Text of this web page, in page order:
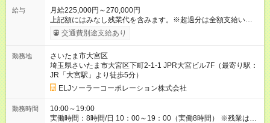
給与
月給225,000円～270,000円
上記額にはみなし残業代を含みます。※超過分は全額支給いたし
ます。 みなし残業代 33,750円 ～ 40,500円／月 みなし残業時
間 23.06時間／月 各種手当、賞与がプラスされます。 ◎経験・
す！／ インセンティブを合わせて、月収30～40万円を安定して
の実現が可能です。中には月収100万円を超える方も。月あたり
何万円分の案件を獲得したかという観点で評価します。頑張っ
たらその分だけしっかり評価する！頑張り損がないところも大
きな魅力です♪ さらに、試用 期間中（ 2 ヶ月 間） はしっかり研
修に集中できるよう「一 律月 給3 0 万円」支 給しますので、安
心 して未経験からスタ ートできます♪ 【試用期間】試用期間あ
交通費別途支給あり
勤務地
さいたま市大宮区
埼玉県さいたま市大宮区下町2-1-1 JPR大宮ビル7F（最寄り駅：
JR「大宮駅」より徒歩5分）
ELJソーラーコーポレーション株式会社
勤務時間
10:00～19:00
実働時間：8時間/日 10：00～19：00（実働8時間） ※残業は月